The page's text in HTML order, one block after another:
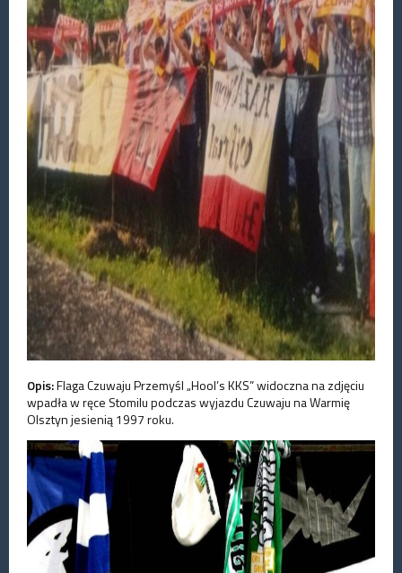
Opis:Flaga Czuwaju Przemyśl „Hool’s KKS” widoczna na zdjęciu
wpadła w ręce Stomilu podczas wyjazdu Czuwaju na Warmię
Olsztyn jesienią 1997 roku.